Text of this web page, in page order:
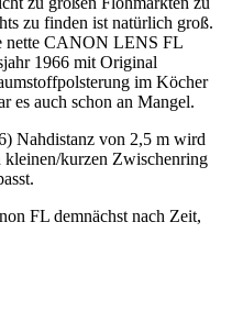
zu finden ist natürlich groß.
nette CANON LENS FL
1966 mit Original
im Köcher
es auch schon an Mangel.
Nahdistanz von 2,5 m wird
kleinen/kurzen Zwischenring
FL demnächst nach Zeit,